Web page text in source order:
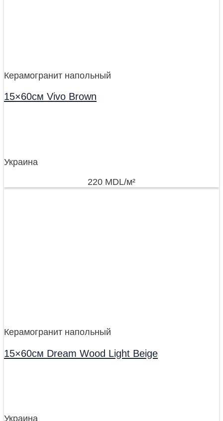
Керамогранит напольный
15×60см Vivo Brown
Украина
220 MDL/м²
Керамогранит напольный
15×60см Dream Wood Light Beige
Украина